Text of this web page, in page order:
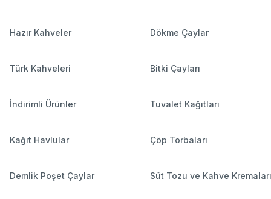
Hazır Kahveler Dökme Çaylar
Türk Kahveleri Bitki Çayları
İndirimli Ürünler Tuvalet Kağıtları
Kağıt Havlular Çöp Torbaları
Demlik Poşet Çaylar Süt Tozu ve Kahve Kremaları